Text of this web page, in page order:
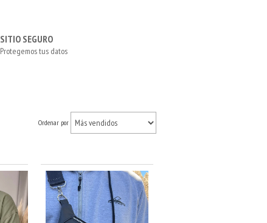
SITIO SEGURO
Protegemos tus datos
Ordenar por